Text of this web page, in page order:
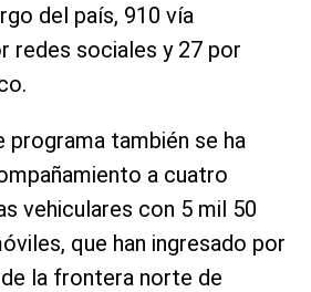
del país, 910 vía
redes sociales y 27 por
programa también se ha
a cuatro
vehiculares con 5 mil 50
que han ingresado por
la frontera norte de